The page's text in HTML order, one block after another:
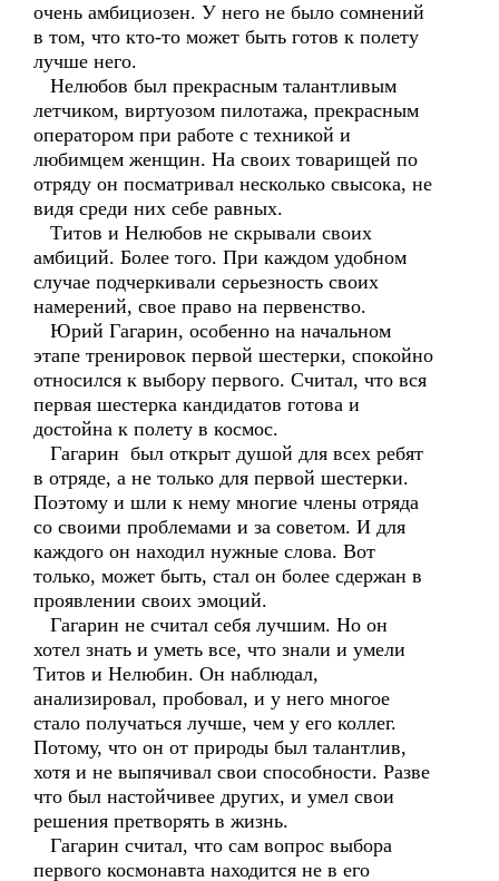
очень амбициозен. У него не было сомнений
в том, что кто-то может быть готов к полету
лучше него.
Нелюбов был прекрасным талантливым
летчиком, виртуозом пилотажа, прекрасным
оператором при работе с техникой и
любимцем женщин. На своих товарищей по
отряду он посматривал несколько свысока, не
видя среди них себе равных.
Титов и Нелюбов не скрывали своих
амбиций. Более того. При каждом удобном
случае подчеркивали серьезность своих
намерений, свое право на первенство.
Юрий Гагарин, особенно на начальном
этапе тренировок первой шестерки, спокойно
относился к выбору первого. Считал, что вся
первая шестерка кандидатов готова и
достойна к полету в космос.
Гагарин был открыт душой для всех ребят
в отряде, а не только для первой шестерки.
Поэтому и шли к нему многие члены отряда
со своими проблемами и за советом. И для
каждого он находил нужные слова. Вот
только, может быть, стал он более сдержан в
проявлении своих эмоций.
Гагарин не считал себя лучшим. Но он
хотел знать и уметь все, что знали и умели
Титов и Нелюбин. Он наблюдал,
анализировал, пробовал, и у него многое
стало получаться лучше, чем у его коллег.
Потому, что он от природы был талантлив,
хотя и не выпячивал свои способности. Разве
что был настойчивее других, и умел свои
решения претворять в жизнь.
Гагарин считал, что сам вопрос выбора
первого космонавта находится не в его